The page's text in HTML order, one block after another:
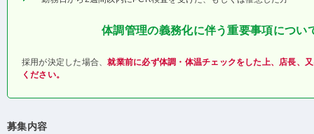
体調管理の義務化に伴う重要事項につい
採用が決定した場合、就業前に必ず体調・体温チェックをした上、店長、
ください。
募集内容